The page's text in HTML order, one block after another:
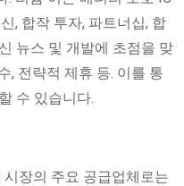
, 합작 투자, 파트너십, 합
뉴스 및 개발에 초점을 맞
, 전략적 제휴 등. 이를 통
수 있습니다.
장의 주요 공급업체로는